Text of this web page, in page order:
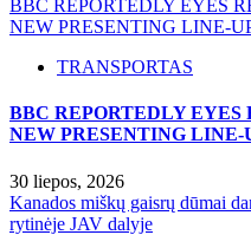
BBC REPORTEDLY EYES
NEW PRESENTING LINE-
TRANSPORTAS
BBC REPORTEDLY EYES
NEW PRESENTING LINE-
30 liepos, 2026
Kanados miškų gaisrų dūmai
rytinėje JAV dalyje